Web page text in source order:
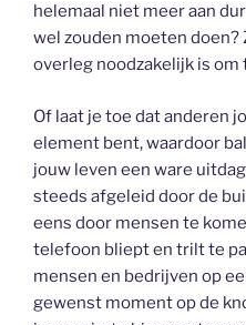
helemaal niet meer aan
wel zouden moeten doen?
overleg noodzakelijk is
Of laat je toe dat anderen
element bent, waardoor
jouw leven een ware
steeds afgeleid door de
eens door mensen te
telefoon bliept en trilt te
mensen en bedrijven op
gewenst moment op de